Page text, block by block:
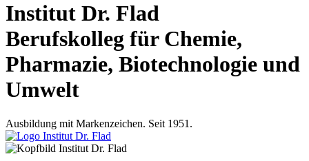
Institut Dr. Flad
Berufskolleg für Chemie,
Pharmazie, Biotechnologie und
Umwelt
Ausbildung mit Markenzeichen. Seit 1951.